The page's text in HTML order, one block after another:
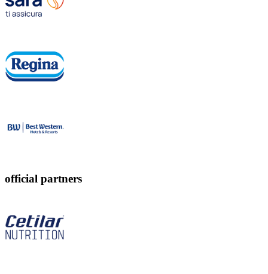
official partners